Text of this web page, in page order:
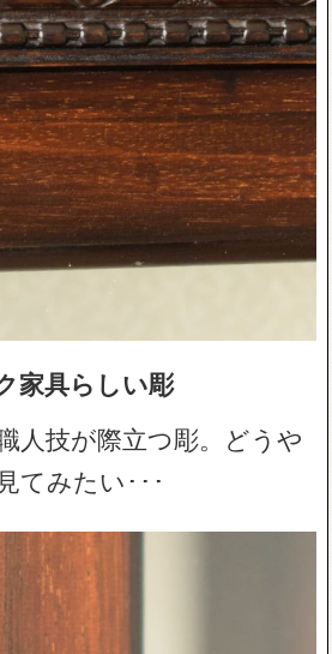
家具らしい彫
人技が際立つ彫。どうや
てみたい･･･